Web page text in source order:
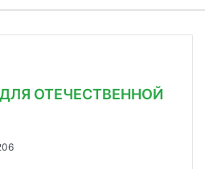
ОТЕЧЕСТВЕННОЙ